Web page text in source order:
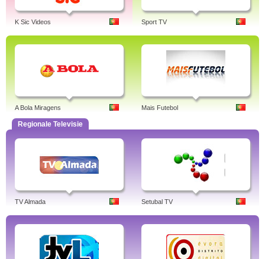
K Sic Videos Sport TV
A Bola Miragens Mais Futebol
Regionale Televisie
TV Almada Setubal TV